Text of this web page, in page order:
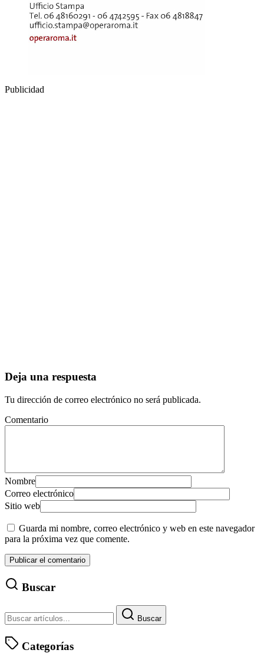
Publicidad
Deja una respuesta
Tu dirección de correo electrónico no será publicada.
Comentario
Nombre
Correo electrónico
Sitio web
Guarda mi nombre, correo electrónico y web en este navegador
para la próxima vez que comente.
Buscar
Buscar
Categorías